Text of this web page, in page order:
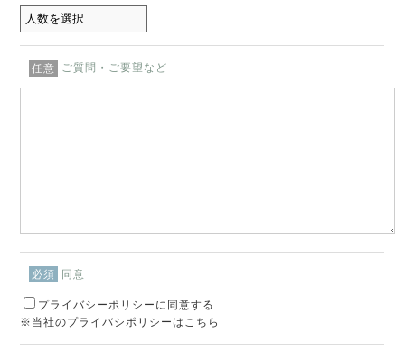
任意 ご質問・ご要望など
必須 同意
プライバシーポリシーに同意する
※当社のプライバシポリシーはこちら